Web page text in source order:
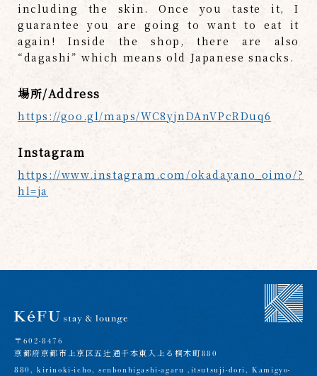
including the skin. Once you taste it, I
guarantee you are going to want to eat it
again! Inside the shop, there are also
“dagashi” which means old Japanese snacks.
場所/Address
https://goo.gl/maps/WC8yjnDAnVPcRDuq6
Instagram
https://www.instagram.com/okadayano_oimo/?
hl=ja
〒602-8476
京都府京都市上京区五辻通千本東入上る桐木町880
880, kirinoki-icho, senbonhigashi-agaru ,itsutsuji-dori, Kamigyo-